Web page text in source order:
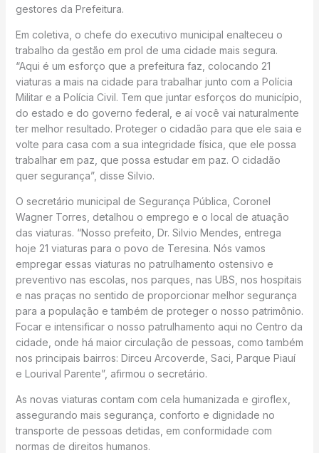
gestores da Prefeitura.
Em coletiva, o chefe do executivo municipal enalteceu o
trabalho da gestão em prol de uma cidade mais segura.
“Aqui é um esforço que a prefeitura faz, colocando 21
viaturas a mais na cidade para trabalhar junto com a Polícia
Militar e a Polícia Civil. Tem que juntar esforços do município,
do estado e do governo federal, e aí você vai naturalmente
ter melhor resultado. Proteger o cidadão para que ele saia e
volte para casa com a sua integridade física, que ele possa
trabalhar em paz, que possa estudar em paz. O cidadão
quer segurança”, disse Silvio.
O secretário municipal de Segurança Pública, Coronel
Wagner Torres, detalhou o emprego e o local de atuação
das viaturas. “Nosso prefeito, Dr. Silvio Mendes, entrega
hoje 21 viaturas para o povo de Teresina. Nós vamos
empregar essas viaturas no patrulhamento ostensivo e
preventivo nas escolas, nos parques, nas UBS, nos hospitais
e nas praças no sentido de proporcionar melhor segurança
para a população e também de proteger o nosso patrimônio.
Focar e intensificar o nosso patrulhamento aqui no Centro da
cidade, onde há maior circulação de pessoas, como também
nos principais bairros: Dirceu Arcoverde, Saci, Parque Piauí
e Lourival Parente”, afirmou o secretário.
As novas viaturas contam com cela humanizada e giroflex,
assegurando mais segurança, conforto e dignidade no
transporte de pessoas detidas, em conformidade com
normas de direitos humanos.